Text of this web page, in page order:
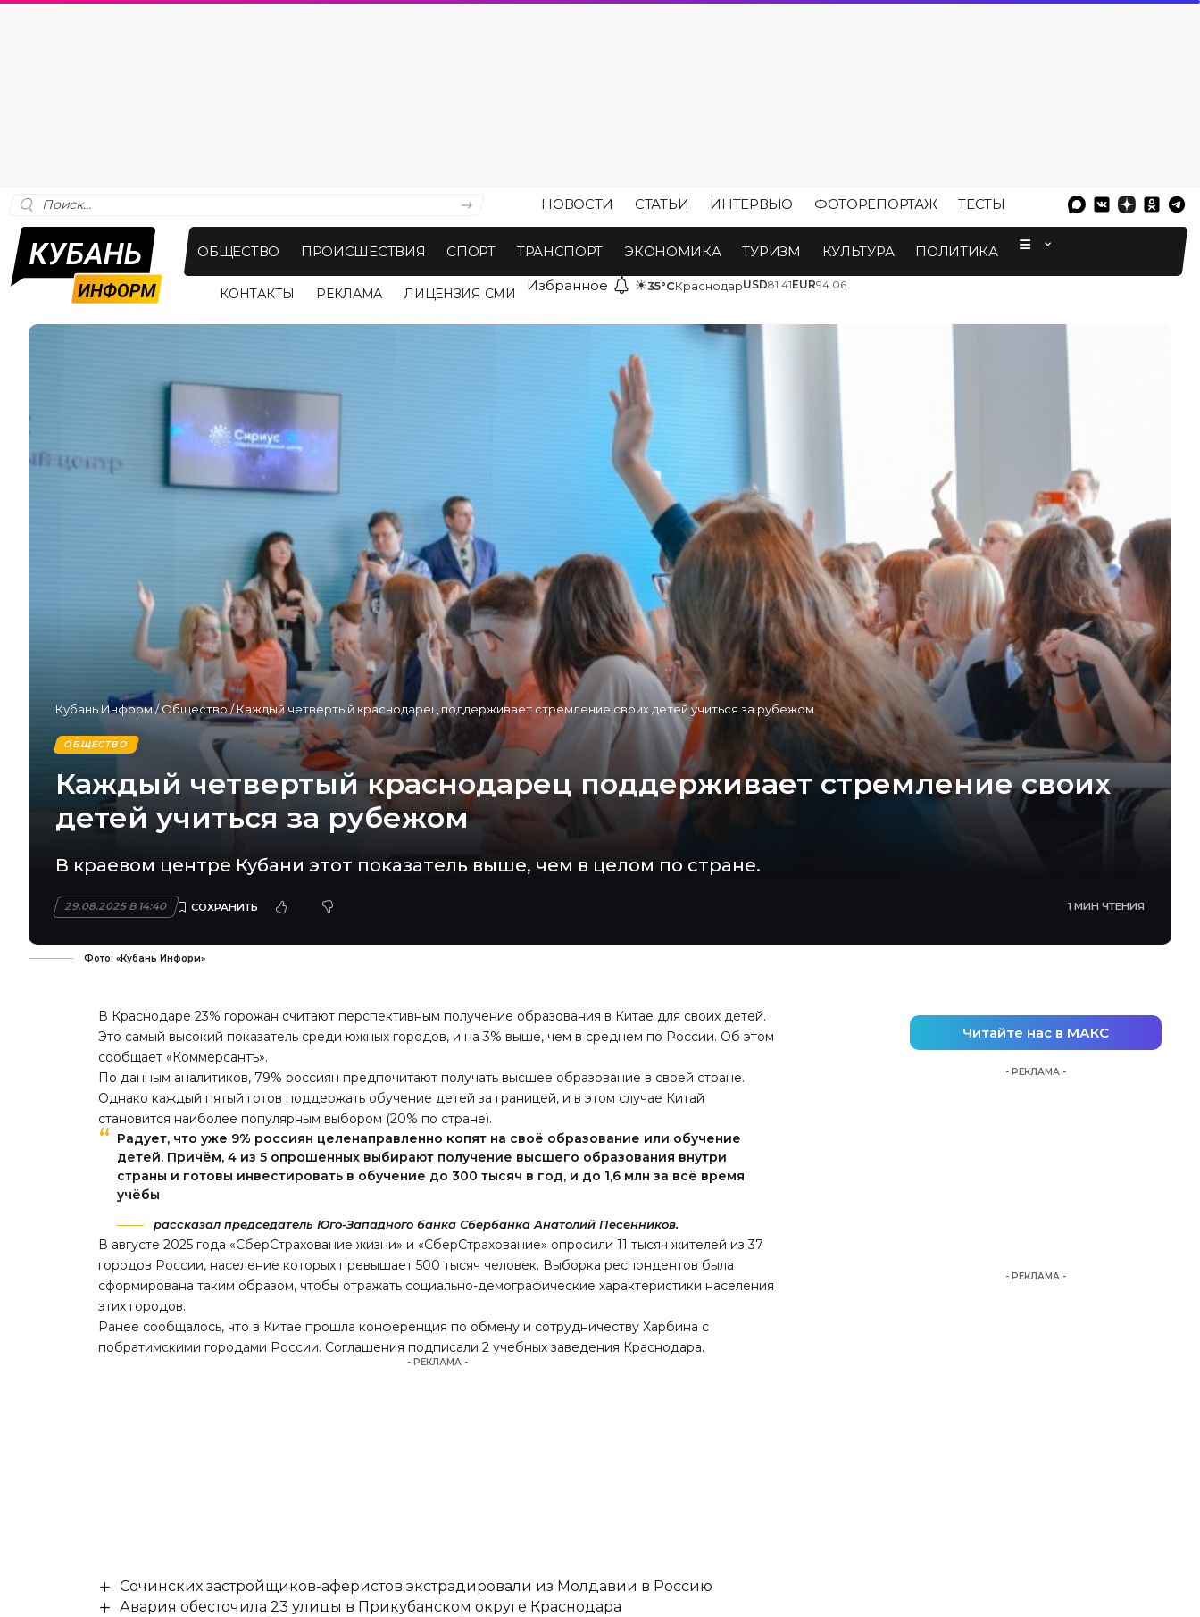
НОВОСТИ СТАТЬИ ИНТЕРВЬЮ ФОТОРЕПОРТАЖ ТЕСТЫ
ОБЩЕСТВО ПРОИСШЕСТВИЯ СПОРТ ТРАНСПОРТ ЭКОНОМИКА ТУРИЗМ КУЛЬТУРА ПОЛИТИКА
КОНТАКТЫ РЕКЛАМА ЛИЦЕНЗИЯ СМИ Избранное ☀35°CКраснодарUSD81.41EUR94.06
Кубань Информ/Общество/Каждый четвертый краснодарец поддерживает стремление своих детей учиться за рубежом
ОБЩЕСТВО
Каждый четвертый краснодарец поддерживает стремление своих
детей учиться за рубежом
В краевом центре Кубани этот показатель выше, чем в целом по стране.
29.08.2025 В 14:40 1 МИН ЧТЕНИЯ
Фото: «Кубань Информ»
В Краснодаре 23% горожан считают перспективным получение образования в Китае для своих детей.
Это самый высокий показатель среди южных городов, и на 3% выше, чем в среднем по России. Об этом
сообщает « Коммерсантъ».
По данным аналитиков, 79% россиян предпочитают получать высшее образование в своей стране.
Однако каждый пятый готов поддержать обучение детей за границей, и в этом случае Китай
становится наиболее популярным выбором (20% по стране).
Радует, что уже 9% россиян целенаправленно копят на своё образование или обучение
детей. Причём, 4 из 5 опрошенных выбирают получение высшего образования внутри
страны и готовы инвестировать в обучение до 300 тысяч в год, и до 1,6 млн за всё время
учёбы
рассказал председатель Юго-Западного банка Сбербанка Анатолий Песенников.
В августе 2025 года «СберСтрахование жизни» и «СберСтрахование» опросили 11 тысяч жителей из 37
городов России, население которых превышает 500 тысяч человек. Выборка респондентов была
сформирована таким образом, чтобы отражать социально-демографические характеристики населения
этих городов.
Ранее сообщалось, что в Китае прошла конференция по обмену и сотрудничеству Харбина с
побратимскими городами России. Соглашения подписали2 учебных заведения Краснодара.
- РЕКЛАМА -
Сочинских застройщиков-аферистов экстрадировали из Молдавии в Россию
Авария обесточила 23 улицы в Прикубанском округе Краснодара
Читайте нас в МАКС
- РЕКЛАМА -
- РЕКЛАМА -